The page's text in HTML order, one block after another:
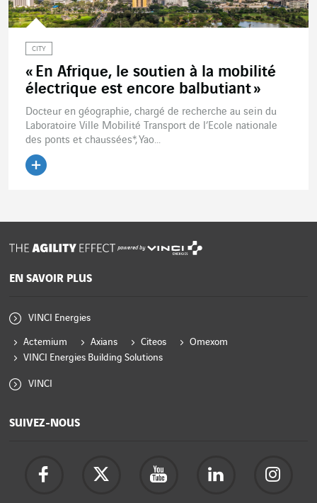
CITY
« En Afrique, le soutien à la mobilité
électrique est encore balbutiant »
Docteur en géographie, chargé de recherche au sein du
Laboratoire Ville Mobilité Transport de l’Ecole nationale
des ponts et chaussées*, Yao...
powered by
EN SAVOIR PLUS
VINCI Energies
Actemium Axians Citeos
Omexom
VINCI Energies Building Solutions
VINCI
SUIVEZ-NOUS